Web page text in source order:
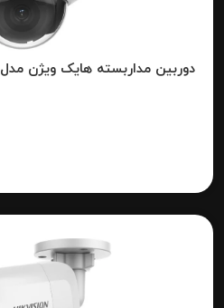
دوربین مداربسته هایک ویژن مدل DS-2CD2183G2-IU